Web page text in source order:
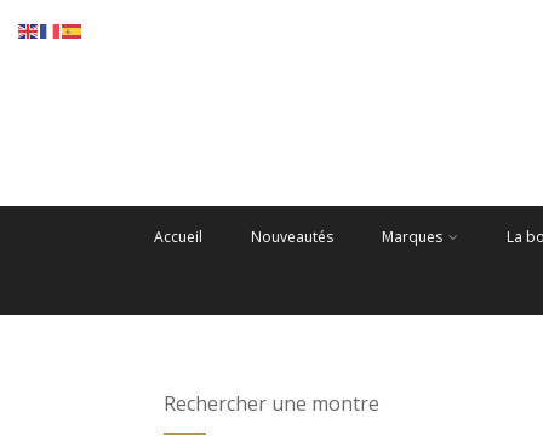
Accueil Nouveautés Marques La
Rechercher une montre